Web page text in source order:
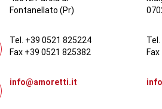
Fontanellato (Pr)
Tel. +39 0521 825224
Fax +39 0521 825382
info@amoretti.it